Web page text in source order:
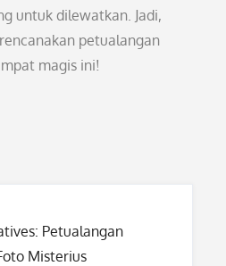
untuk dilewatkan. Jadi,
petualangan
magis ini!
Petualangan
Misterius